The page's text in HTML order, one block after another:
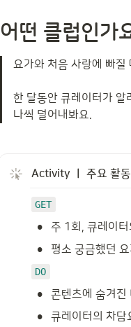
어떤 클럽인가
요가와 처음 사랑에 빠질
한 달동안 큐레이터가 알
나씩 덜어내봐요.
Activity ㅣ 주요 활동
GET
• 주 1회, 큐레이터
• 평소 궁금했던
DO
• 콘텐츠에 숨겨진
• 큐레이터의 차담